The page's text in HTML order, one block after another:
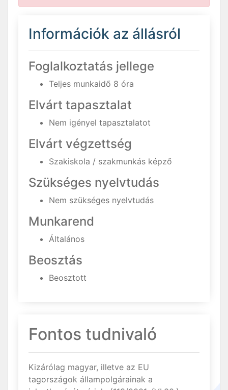
Információk az állásról
Foglalkoztatás jellege
Teljes munkaidő 8 óra
Elvárt tapasztalat
Nem igényel tapasztalatot
Elvárt végzettség
Szakiskola / szakmunkás képző
Szükséges nyelvtudás
Nem szükséges nyelvtudás
Munkarend
Általános
Beosztás
Beosztott
Fontos tudnivaló
Kizárólag magyar, illetve az EU
tagországok állampolgárainak a